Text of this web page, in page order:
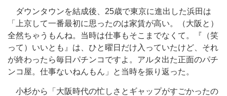
ダウンタウンを結成後、25歳で東京に進出した浜田は
「上京して一番最初に思ったのは家賃が高い。（大阪と）
全然ちゃうもんね。当時は仕事もそこまでなくて。『（笑
って）いいとも』は、ひと曜日だけ入っていたけど、それ
が終わったら毎日パチンコですよ。アルタ出た正面のパチ
ンコ屋。仕事ないねんもん」と当時を振り返った。
小杉から「大阪時代の忙しさとギャップがすごかったの